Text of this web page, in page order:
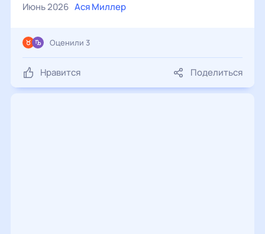
Июнь 2026 Ася Миллер
Нравится Поделиться
Оценили 3